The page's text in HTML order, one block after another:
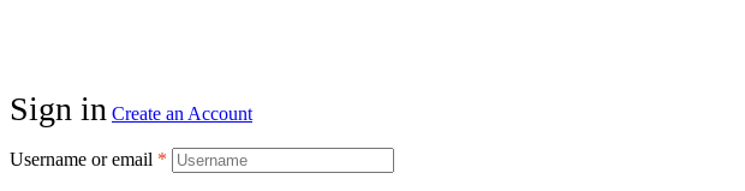
Sign in Create an Account
Username or email *